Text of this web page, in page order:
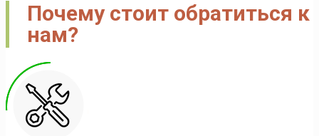
Почему стоит обратиться к
нам?